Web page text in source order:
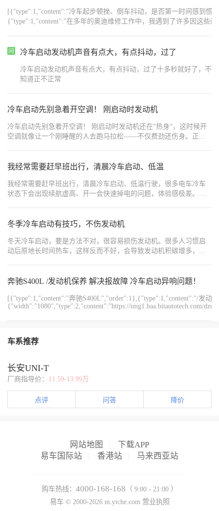
[{"type":1,"content":"冷车起步顿挫、倒车抖动，是否第一时间感到
{"type":1,"content":"在多年的奥迪维修工作中，我遇到了许多因这些
味着变速箱内部零件损坏。
题。
进行系统检测！
件引起。很多时候，一个简单的软件升级就能避免几万元的高额维
{"width":"1080","type":2,"content":"https://img1.baa.bitautotech.com/
冷车启动发动机声音有点大，有点抖动，过了
冷车启动发动机声音有点大，有点抖动，过了十多秒就好了，不
知道正不正常
冷车启动先别急着开空调！ 刚启动时发动机
冷车启动先别急着开空调！ 刚启动时发动机还在“热身“，这时候开
空调就像让一个刚睡醒的人去跑马拉松——不仅费劲还伤身。正确
我经常需要赶早班出行，清晨冷车启动、低温
我经常需要赶早班出行，清晨冷车启动、低温行驶，很多电车冷车
状态下会出现续航虚高、开一会快速掉电的问题，体验感极差。我
低，车辆静置一整晚，很多电车刚启动时续航虚标严重，行驶几公
后会快速适配工况，续航数据实时校准，不会出现虚假里程。我每
天清晨冷车启动，开启暖风、除雾，正常汇入早高峰车流，拥堵路
早高峰通勤下来，续航完全够用，不用频繁补电。对于需要每天清
早起焦虑电量，埃安RT稳定真实的续航表现，真的太贴合日常通勤
需求了。
冬季冷车启动有技巧，不伤发动机
冬天冷车启动，要是方法不对，很容易损伤发动机。很多人习惯启
动后原地长时间热车，这样反而不好，会导致发动机积碳增多，油
高转速，直到水温升高到正常范围，再正常加速。这样既能让发动
的时候，别猛踩油门，不然会加剧发动机磨损。
奔驰S400L /发动机保养 解决报故障 冷车启动异响问题！
[{"type":1,"content":"奔驰S400L","order":1},{"type":1,"content":"/发
{"width":"1080","type":2,"content":"https://img1.baa.bitautotech.com/
{"width":"1080","type":2,"content":"https://img1.baa.bitautotech.com/
车系推荐
长安UNI-T
厂商指导价： 11.59-13.99万
点评 问答 降价
网站地图
下载APP
易车国际站
香港站 马来西亚站
购车热线： 4000-168-168 （ 9:00 - 21:00 ）
易车 © 2000-2026m.yiche.com 营业执照